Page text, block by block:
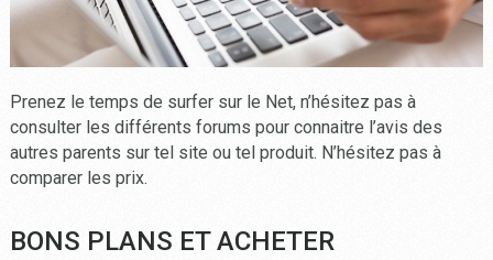
Prenez le temps de surfer sur le Net, n’hésitez pas à
consulter les différents forums pour connaitre l’avis des
autres parents sur tel site ou tel produit. N’hésitez pas à
comparer les prix.
BONS PLANS ET ACHETER